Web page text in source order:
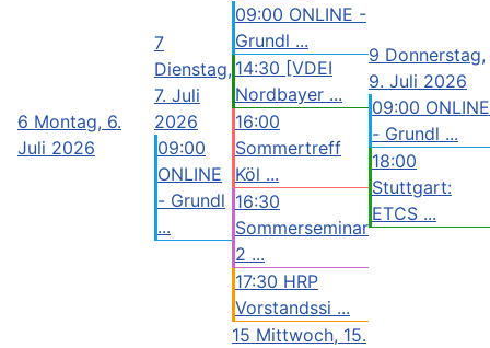
6 Montag, 6.
Juli 2026
7
Dienstag,
7. Juli
2026
09:00
ONLINE
- Grundl
...
09:00 ONLINE -
Grundl ...
14:30 [VDEI
Nordbayer ...
16:00
Sommertreff
Köl ...
16:30
Sommerseminar
2 ...
17:30 HRP
Vorstandssi ...
9 Donnerstag,
9. Juli 2026
09:00 ONLINE
- Grundl ...
18:00
Stuttgart:
ETCS ...
15 Mittwoch, 15.